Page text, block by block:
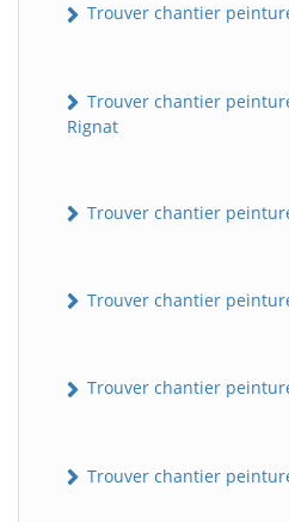
Trouver chantier
Trouver chantier
Rignat
Trouver chantier
Trouver chantier
Trouver chantier
Trouver chantier